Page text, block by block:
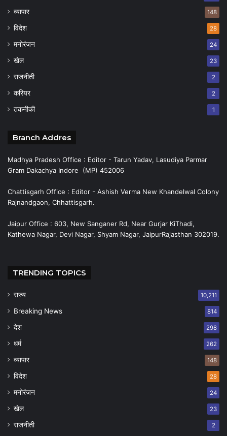
व्यापार 148
विदेश 28
मनोरंजन 24
खेल 23
राजनीती 2
करियर 2
तकनीकी 1
Branch Addres
Madhya Pradesh Office : Editor - Tarun Yadav, Lasudiya Parmar
Gram Dakachya Indore (MP) 452006
Chattisgarh Office : Editor - Ashish Verma New Khandelwal Colony
Rajnandgaon, Chhattisgarh.
Jaipur Office : 603, New Sanganer Rd, Near Gurjar KiThadi,
Kathewa Nagar, Devi Nagar, Shyam Nagar, JaipurRajasthan 302019.
TRENDING TOPICS
राज्य 10,211
Breaking News 814
देश 298
धर्म 262
व्यापार 148
विदेश 28
मनोरंजन 24
खेल 23
राजनीती 2